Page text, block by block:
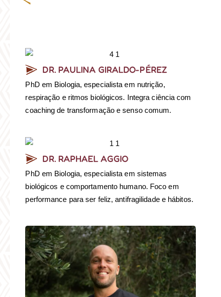
DR. PAULINA GIRALDO-PÉREZ
PhD em Biologia, especialista em nutrição,
respiração e ritmos biológicos. Integra ciência com
coaching de transformação e senso comum.
DR. RAPHAEL AGGIO
PhD em Biologia, especialista em sistemas
biológicos e comportamento humano. Foco em
performance para ser feliz, antifragilidade e hábitos.